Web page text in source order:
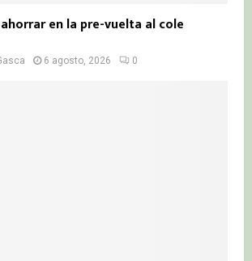
en la pre-vuelta al cole
6 agosto, 2026 0